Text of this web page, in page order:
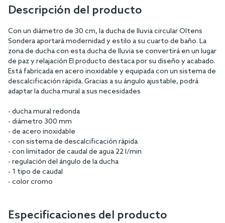
Descripción del producto
Con un diámetro de 30 cm, la ducha de lluvia circular Oltens
Sondera aportará modernidad y estilo a su cuarto de baño. La
zona de ducha con esta ducha de lluvia se convertirá en un lugar
de paz y relajación El producto destaca por su diseño y acabado.
Está fabricada en acero inoxidable y equipada con un sistema de
descalcificación rápida. Gracias a su ángulo ajustable, podrá
adaptar la ducha mural a sus necesidades
- ducha mural redonda
- diámetro 300 mm
- de acero inoxidable
- con sistema de descalcificación rápida
- con limitador de caudal de agua 22 l/min
- regulación del ángulo de la ducha
- 1 tipo de caudal
- color cromo
Especificaciones del producto